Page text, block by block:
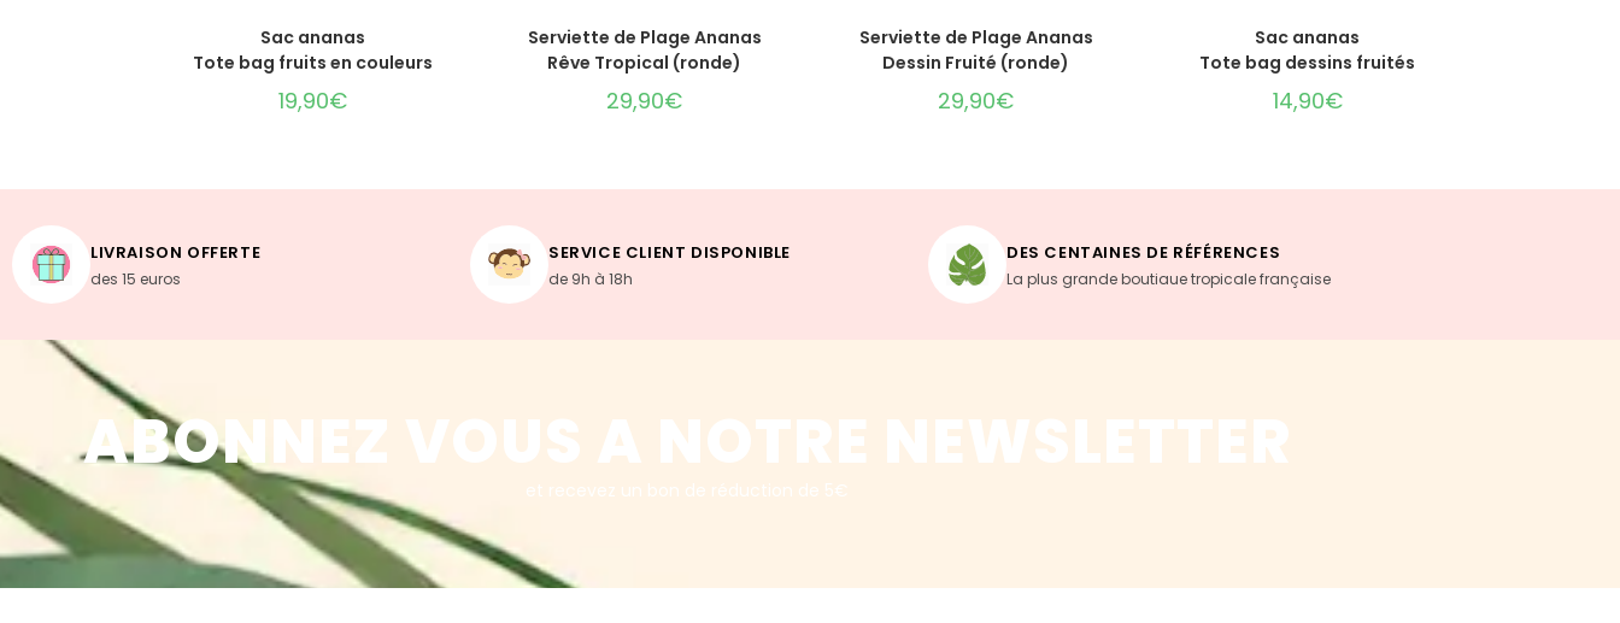
Sac ananas
Tote bag fruits en couleurs
19,90€
AJOUTER AU PANIER
Serviette de Plage Ananas
Rêve Tropical (ronde)
29,90€
AJOUTER AU PANIER
Serviette de Plage Ananas
Dessin Fruité (ronde)
29,90€
Sac ananas
Tote bag dessins fruités
14,90€
LIVRAISON OFFERTE
des 15 euros
SERVICE CLIENT DISPONIBLE
de 9h à 18h
DES CENTAINES DE RÉFÉRENCES
La plus grande boutiaue tropicale française
ABONNEZ VOUS A NOTRE NEWSLETTER
et recevez un bon de réduction de 5€